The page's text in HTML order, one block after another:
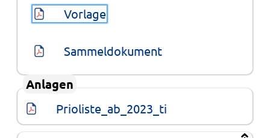
Vorlage
Sammeldokument
Anlagen
Prioliste_ab_2023_ti